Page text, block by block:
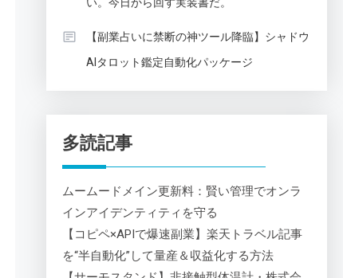
【副業占いに禁断の神ツール降臨】シャドウ
AIタロット鑑定自動化パッケージ
多読記事
ムームードメイン更新料：賢い管理でオンラ
インアイデンティティを守る
【コピペ×APIで爆速副業】楽天トラベル記事
を“半自動化”して量産＆収益化する方法